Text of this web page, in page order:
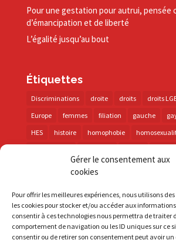
Gérer le consentement aux
cookies
Pour offrir les meilleures expériences, nous utilisons
les cookies pour stocker et/ou accéder aux
consentir à ces technologies nous permettra de traiter
comportement de navigation ou les ID uniques sur ce
consentir ou de retirer son consentement peut avoir
Pour une gestation pour autrui, pensée
d’émancipation et de liberté
L’égalité jusqu’au bout
Étiquettes
Discriminations droite droits droits
Europe
femmes filiation gauche
HES
histoire homophobie
PMA police
santé
sida trans transphobie UE
vih
violences visibilité élections